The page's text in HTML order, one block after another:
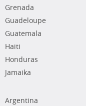
Grenada
Guadeloupe
Guatemala
Haiti
Honduras
Jamaika
Argentina